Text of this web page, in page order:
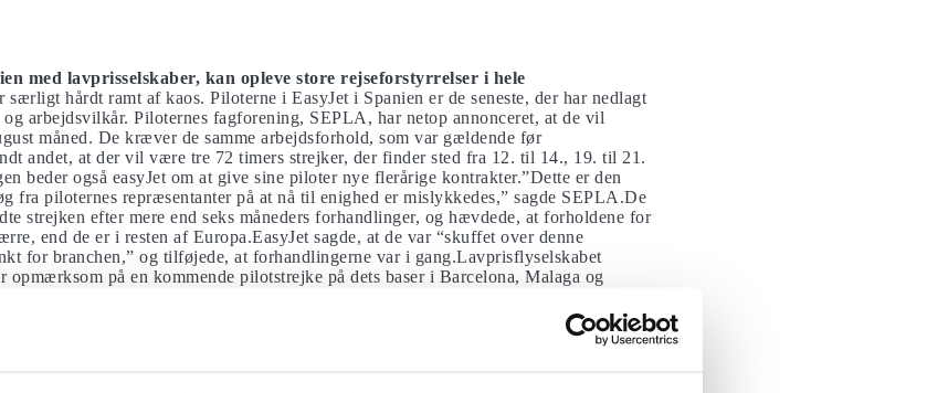
med lavprisselskaber, kan opleve store rejseforstyrrelser i hele
særligt hårdt ramt af kaos. Piloterne i EasyJet i Spanien er de seneste, der har nedlagt
arbejdsvilkår. Piloternes fagforening, SEPLA, har netop annonceret, at de vil
måned. De kræver de samme arbejdsforhold, som var gældende før
andet, at der vil være tre 72 timers strejker, der finder sted fra 12. til 14., 19. til 21.
beder også easyJet om at give sine piloter nye flerårige kontrakter.”Dette er den
fra piloternes repræsentanter på at nå til enighed er mislykkedes,” sagde SEPLA.De
strejken efter mere end seks måneders forhandlinger, og hævdede, at forholdene for
end de er i resten af ​​Europa.EasyJet sagde, at de var “skuffet over denne
for branchen,” og tilføjede, at forhandlingerne var i gang.Lavprisflyselskabet
opmærksom på en kommende pilotstrejke på dets baser i Barcelona, ​​Malaga og
i luftfartsbranchen lige nu?